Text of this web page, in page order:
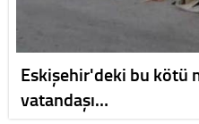
Eskişehir'deki bu kötü
vatandaşı…